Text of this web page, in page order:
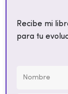
Recibe mi
para tu